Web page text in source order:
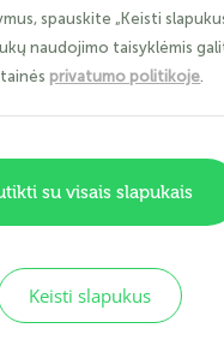
YPATINGAS
LANKSTUMAS
klientams pritaikome
kainodarą,
spauskite „Keisti
naudojimo taisyklėmis
privatumo politikoje
su visais slapukais
Keisti slapukus